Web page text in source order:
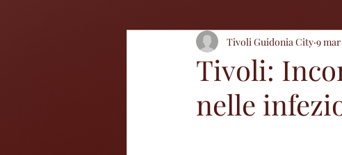
Tivoli:
nelle
Tivoli Guidonia City 9 mar